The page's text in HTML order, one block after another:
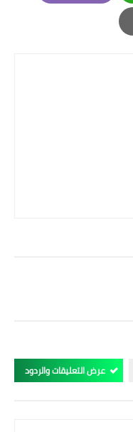
Email
عرض التعليقات والردود